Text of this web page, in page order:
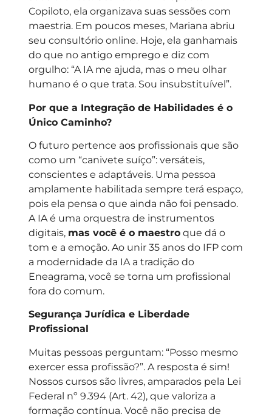
Copiloto, ela organizava suas sessões com
maestria. Em poucos meses, Mariana abriu
seu consultório online. Hoje, ela ganhamais
do que no antigo emprego e diz com
orgulho: “A IA me ajuda, mas o meu olhar
humano é o que trata. Sou insubstituível”.
Por que a Integração de Habilidades é o
Único Caminho?
O futuro pertence aos profissionais que são
como um “canivete suíço”: versáteis,
conscientes e adaptáveis. Uma pessoa
amplamente habilitada sempre terá espaço,
pois ela pensa o que ainda não foi pensado.
A IA é uma orquestra de instrumentos
digitais, mas você é o maestroque dá o
tom e a emoção. Ao unir 35 anos do IFP com
a modernidade da IA a tradição do
Eneagrama, você se torna um profissional
fora do comum.
Segurança Jurídica e Liberdade
Profissional
Muitas pessoas perguntam: “Posso mesmo
exercer essa profissão?”. A resposta é sim!
Nossos cursos são livres, amparados pela Lei
Federal nº 9.394 (Art. 42), que valoriza a
formação contínua. Você não precisa de